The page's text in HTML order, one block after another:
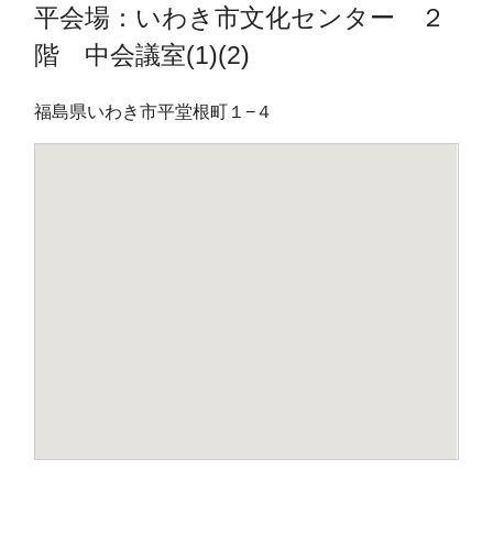
平会場：いわき市文化センター ２
階 中会議室(1)(2)
福島県いわき市平堂根町１−４